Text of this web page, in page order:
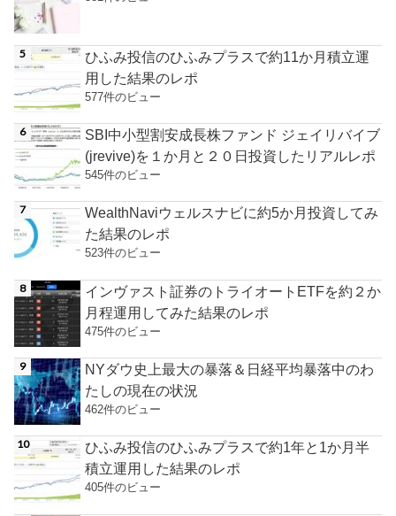
ひふみ投信のひふみプラスで約11か月積立運
用した結果のレポ
577件のビュー
SBI中小型割安成長株ファンド ジェイリバイブ
(jrevive)を１か月と２０日投資したリアルレポ
545件のビュー
WealthNaviウェルスナビに約5か月投資してみ
た結果のレポ
523件のビュー
インヴァスト証券のトライオートETFを約２か
月程運用してみた結果のレポ
475件のビュー
NYダウ史上最大の暴落＆日経平均暴落中のわ
たしの現在の状況
462件のビュー
ひふみ投信のひふみプラスで約1年と1か月半
積立運用した結果のレポ
405件のビュー